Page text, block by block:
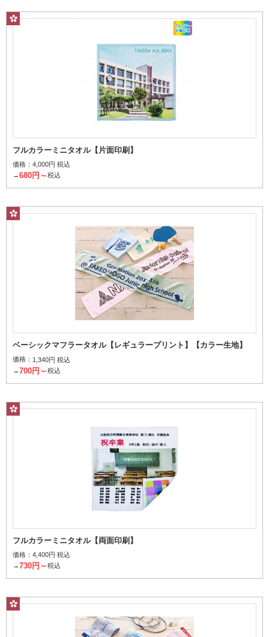
フルカラーミニタオル【片面印刷】
価格： 4,000円 税込
→680円～税込
ベーシックマフラータオル【レギュラープリント】【カラー生地】
価格： 1,340円 税込
→700円～税込
フルカラーミニタオル【両面印刷】
価格： 4,400円 税込
→730円～税込